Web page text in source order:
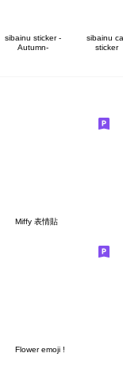
sibainu sticker -
Autumn-
sibainu
sticker
Miffy 表情貼
Flower emoji !